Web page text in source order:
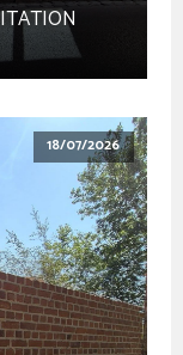
18/07/2026